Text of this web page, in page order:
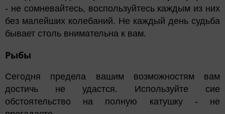
- не сомневайтесь, воспользуйтесь каждым из них
без малейших колебаний. Не каждый день судьба
бывает столь внимательна к вам.
Рыбы
Сегодня предела вашим возможностям вам
достичь не удастся. Используйте сие
обстоятельство на полную катушку - не